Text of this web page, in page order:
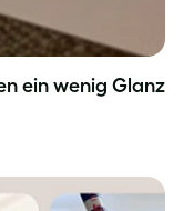
ein wenig Glanz